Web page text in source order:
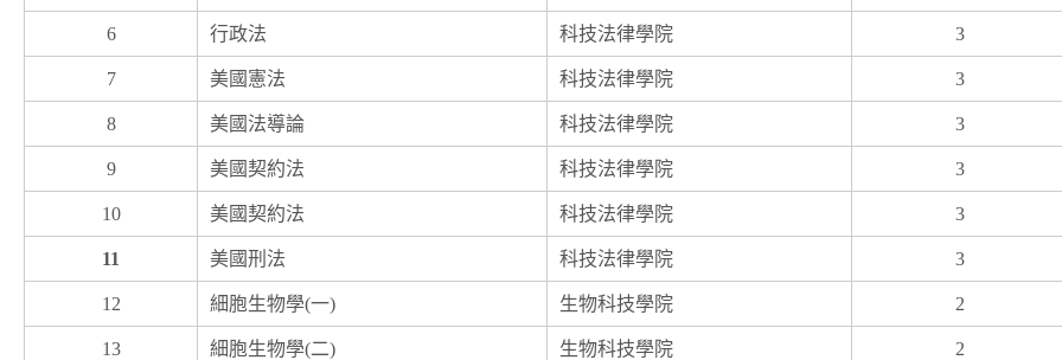
6 行政法 科技法律學院 3
7 美國憲法 科技法律學院 3
8 美國法導論 科技法律學院 3
9 美國契約法 科技法律學院 3
10 美國契約法 科技法律學院 3
11 美國刑法 科技法律學院 3
12 細胞生物學(一) 生物科技學院 2
13 細胞生物學(二) 生物科技學院 2